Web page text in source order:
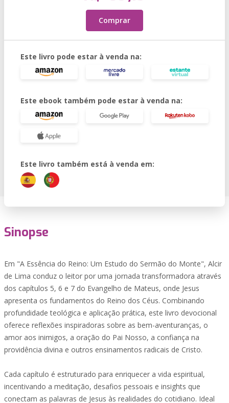
Comprar
Este livro pode estar à venda na:
Este ebook também pode estar à venda na:
Este livro também está à venda em:
Sinopse
Em "A Essência do Reino: Um Estudo do Sermão do Monte", Alcir
de Lima conduz o leitor por uma jornada transformadora através
dos capítulos 5, 6 e 7 do Evangelho de Mateus, onde Jesus
apresenta os fundamentos do Reino dos Céus. Combinando
profundidade teológica e aplicação prática, este livro devocional
oferece reflexões inspiradoras sobre as bem-aventuranças, o
amor aos inimigos, a oração do Pai Nosso, a confiança na
providência divina e outros ensinamentos radicais de Cristo.
Cada capítulo é estruturado para enriquecer a vida espiritual,
incentivando a meditação, desafios pessoais e insights que
conectam as palavras de Jesus às realidades do cotidiano. Ideal